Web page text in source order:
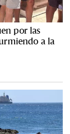
por las
a la